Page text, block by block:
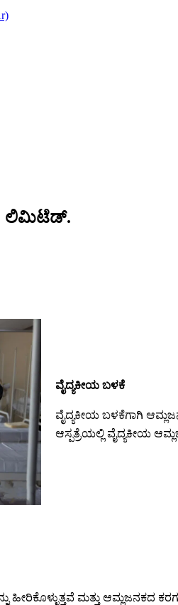
ಲಿಮಿಟೆಡ್.
ವೈದ್ಯಕೀಯ ಬಳಕೆ
ವೈದ್ಯಕೀಯ ಬಳಕೆಗಾಗಿ
ಆಸ್ಪತ್ರೆಯಲ್ಲಿ ವೈದ್ಯಕೀಯ
ಹೀರಿಕೊಳ್ಳುತ್ತವೆ ಮತ್ತು ಆಮ್ಲಜನಕದ